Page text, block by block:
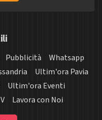
Pubblicità
Whatsapp
Ultim'ora Pavia
Ultim'ora Eventi
Lavora con Noi